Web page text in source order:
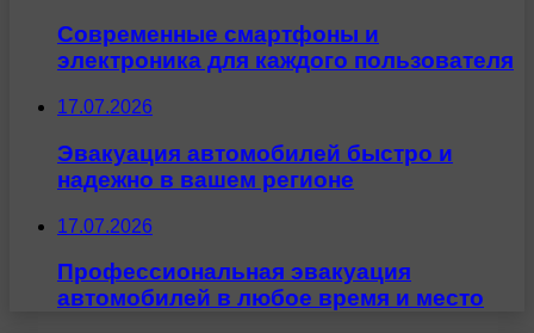
Современные смартфоны и
электроника для каждого пользователя
17.07.2026
Эвакуация автомобилей быстро и
надежно в вашем регионе
17.07.2026
Профессиональная эвакуация
автомобилей в любое время и место